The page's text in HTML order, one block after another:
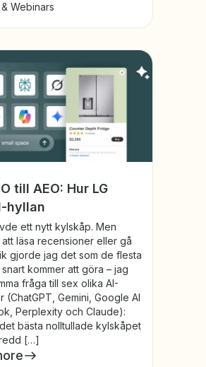
Webinars
till AEO: Hur LG
hyllan
ett nytt kylskåp. Men
läsa recensioner eller gå
gjorde jag det som de flesta
kommer att göra – jag
fråga till sex olika AI-
(ChatGPT, Gemini, Google AI
Perplexity och Claude):
bästa nolltullade kylskåpet
[…]